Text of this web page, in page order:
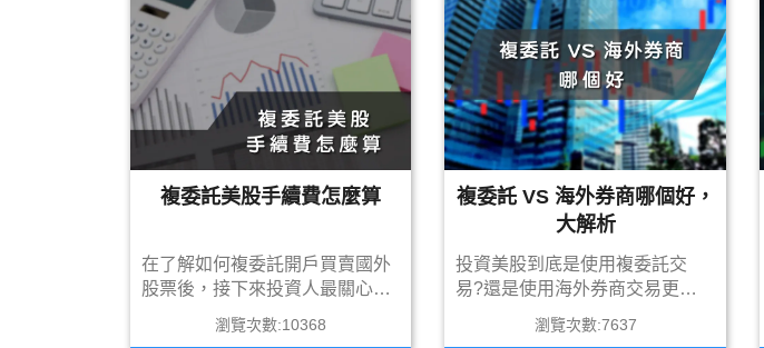
用一篇簡單的文章，帶大家認識
這個重要的指數吧!!
複委託美股手續費怎麼算
在了解如何複委託開戶買賣國外
股票後，接下來投資人最關心的
問題就是交易美股的費用如何計
算，接下來就讓筆者先介紹透過
瀏覽次數:10368
複委託 VS 海外券商哪個好，
大解析
投資美股到底是使用複委託交
易?還是使用海外券商交易更好
呢?其實兩個方法都各有其優缺
點，今天就讓筆者簡單整理出一
瀏覽次數:7637